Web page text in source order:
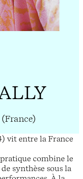
vit entre la France
combine le
synthèse sous la